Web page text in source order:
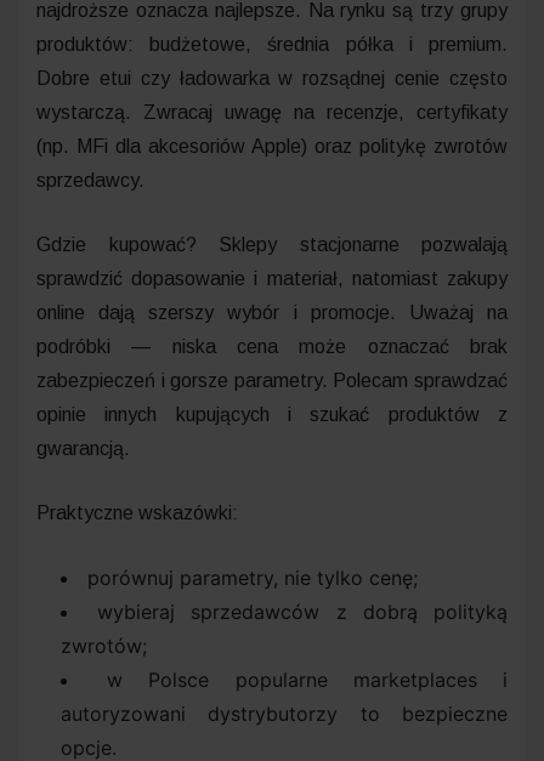
najdroższe oznacza najlepsze. Na rynku są trzy grupy
produktów: budżetowe, średnia półka i premium.
Dobre etui czy ładowarka w rozsądnej cenie często
wystarczą. Zwracaj uwagę na recenzje, certyfikaty
(np. MFi dla akcesoriów Apple) oraz politykę zwrotów
sprzedawcy.
Gdzie kupować? Sklepy stacjonarne pozwalają
sprawdzić dopasowanie i materiał, natomiast zakupy
online dają szerszy wybór i promocje. Uważaj na
podróbki — niska cena może oznaczać brak
zabezpieczeń i gorsze parametry. Polecam sprawdzać
opinie innych kupujących i szukać produktów z
gwarancją.
Praktyczne wskazówki:
porównuj parametry, nie tylko cenę;
wybieraj sprzedawców z dobrą polityką
zwrotów;
w Polsce popularne marketplaces i
autoryzowani dystrybutorzy to bezpieczne
opcje.